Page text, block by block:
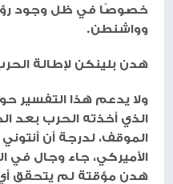
خصوصًا في ظل وجود
وواشنطن.
هدن بلينكن لإطالة
ولا يدعم هذا التفسير
الذي أخذته الحرب بعد
الموقف، لدرجة أن أنتوني
الأميركي، جاء وجال
هدن مؤقتة لم يتحقق